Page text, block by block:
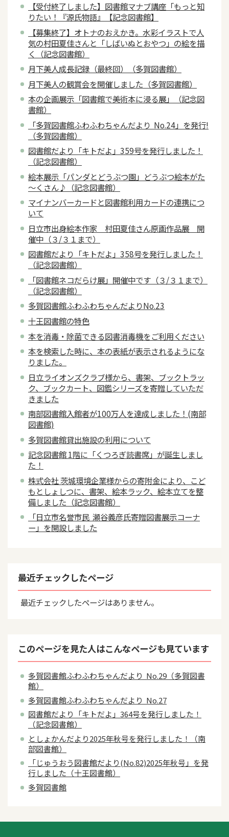
【受付終了しました】図書館マナブ講座「もっと知
りたい！『源氏物語』【記念図書館】
【募集終了】オトナのおえかき。水彩イラストで人
気の村田夏佳さんと「しばいぬとおやつ」の絵を描
く（記念図書館）
月下美人成長記録（最終回）（多賀図書館）
月下美人の観賞会を開催しました（多賀図書館）
本の企画展示「図書館で美術本に浸る展」（記念図
書館）
「多賀図書館ふわふわちゃんだより No.24」を発行!
（多賀図書館）
図書館だより「キトだよ」359号を発行しました！
（記念図書館）
絵本展示「パンダとどうぶつ園」どうぶつ絵本がた
～くさん♪（記念図書館）
マイナンバーカードと図書館利用カードの連携につ
いて
日立市出身絵本作家 村田夏佳さん原画作品展 開
催中（３/３１まで）
図書館だより「キトだよ」358号を発行しました！
（記念図書館）
「図書館ネコだらけ展」開催中です（３/３１まで）
（記念図書館）
多賀図書館ふわふわちゃんだよりNo.23
十王図書館の特色
本を消毒・除菌できる図書消毒機をご利用ください
本を検索した時に、本の表紙が表示されるようにな
りました。
日立ライオンズクラブ様から、書架、ブックトラッ
ク、ブックカート、図鑑シリーズを寄贈していただ
きました
南部図書館入館者が100万人を達成しました！(南部
図書館)
多賀図書館貸出施設の利用について
記念図書館 1階に「くつろぎ読書席」が誕生しまし
た！
株式会社 茨城環境企業様からの寄附金により、こど
もとしょしつに、書架、絵本ラック、絵本立てを整
備しました（記念図書館）
「日立市名誉市民 瀬谷義彦氏寄贈図書展示コーナ
ー」を開設しました
最近チェックしたページ
最近チェックしたページはありません。
このページを見た人はこんなページも見ています
多賀図書館ふわふわちゃんだより No.29（多賀図書
館）
多賀図書館ふわふわちゃんだより No.27
図書館だより「キトだよ」364号を発行しました！
（記念図書館）
としょかんだより2025年秋号を発行しました！（南
部図書館）
「じゅうおう図書館だより(No.82)2025年秋号」を発
行しました（十王図書館）
多賀図書館